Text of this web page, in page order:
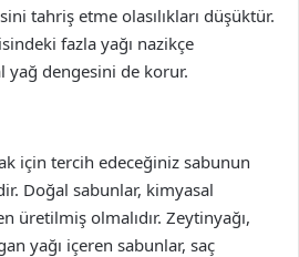
tahriş etme olasılıkları düşüktür.
fazla yağı nazikçe
yağ dengesini de korur.
için tercih edeceğiniz sabunun
Doğal sabunlar, kimyasal
üretilmiş olmalıdır. Zeytinyağı,
yağı içeren sabunlar, saç